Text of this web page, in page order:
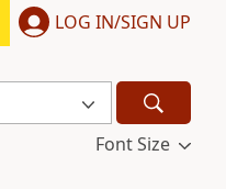
LOG IN/SIGN UP
Font Size